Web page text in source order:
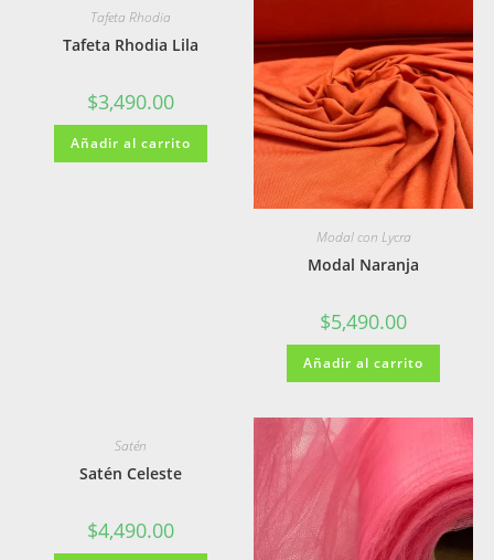
Tafeta Rhodia
Tafeta Rhodia Lila
$3,490.00
Añadir al carrito
Modal con Lycra
Modal Naranja
$5,490.00
Añadir al carrito
Satén
Satén Celeste
$4,490.00